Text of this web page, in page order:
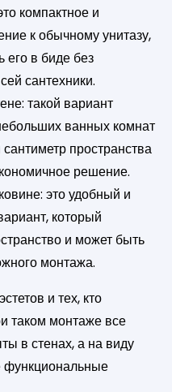
компактное и
к обычному унитазу,
его в биде без
сантехники.
такой вариант
ванных комнат
пространства
решение.
это удобный и
который
и может быть
монтажа.
и тех, кто
таком монтаже все
в стенах, а на виду
функциональные